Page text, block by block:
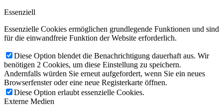
Essenziell
Essenzielle Cookies ermöglichen grundlegende Funktionen und sind
für die einwandfreie Funktion der Website erforderlich.
Diese Option blendet die Benachrichtigung dauerhaft aus. Wir
benötigen 2 Cookies, um diese Einstellung zu speichern.
Andernfalls würden Sie erneut aufgefordert, wenn Sie ein neues
Browserfenster oder eine neue Registerkarte öffnen.
Diese Option erlaubt essenzielle Cookies.
Externe Medien